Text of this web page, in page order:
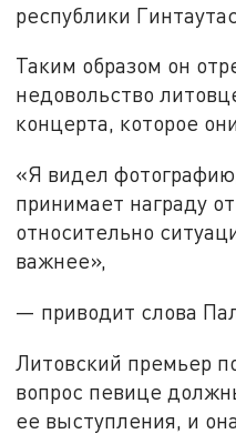
республики
Таким образом он
недовольство
концерта, которое
«Я видел
принимает награду
относительно
важнее»,
— приводит слова
Литовский премьер
вопрос певице
ее выступления, и